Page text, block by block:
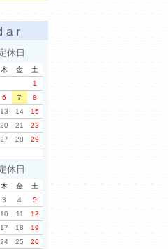
休日
木 金
土
1
6 7
8
13 14
15
20 21
22
27 28
29
休日
木 金
土
3 4
5
10 11
12
17 18
19
24 25
26